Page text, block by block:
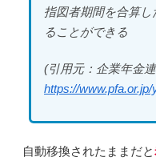
指図者期間を合算
ることができる
(引用元：企業年金
https://
自動移換されたままだと